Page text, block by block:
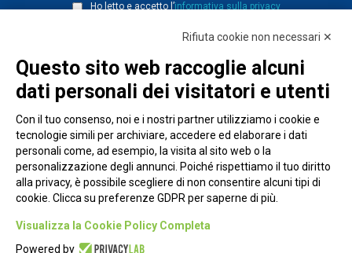
Ho letto e accetto l’informativa sulla privacy
Piazza Alessandria, 24 - 00198 Roma
Privacy Policy
Rifiuta cookie non necessari ✕
Questo sito web raccoglie alcuni
dati personali dei visitatori e utenti
Con il tuo consenso, noi e i nostri partner utilizziamo i cookie e
tecnologie simili per archiviare, accedere ed elaborare i dati
personali come, ad esempio, la visita al sito web o la
personalizzazione degli annunci. Poiché rispettiamo il tuo diritto
alla privacy, è possibile scegliere di non consentire alcuni tipi di
cookie. Clicca su preferenze GDPR per saperne di più.
Visualizza la Cookie Policy Completa
Powered by